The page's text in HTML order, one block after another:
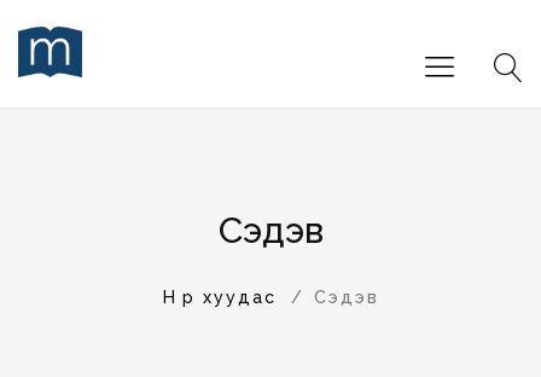
Сэдэв
Нүүр хуудас Сэдэв